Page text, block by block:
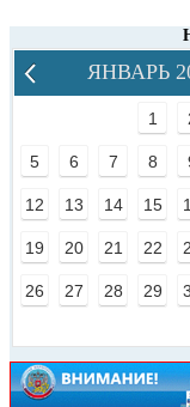
ЯНВАРЬ
1
5 6 7 8
12 13 14 15
19 20 21 22
26 27 28 29